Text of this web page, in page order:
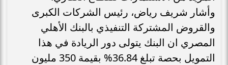
وأشار شريف رياض، رئيس الشركات الكبرى
والقروض المشتركة التنفيذي بالبنك الأهلي
المصري ان البنك يتولى دور الريادة في هذا
التمويل بحصة تبلغ 36.84% بقيمة 350 مليون